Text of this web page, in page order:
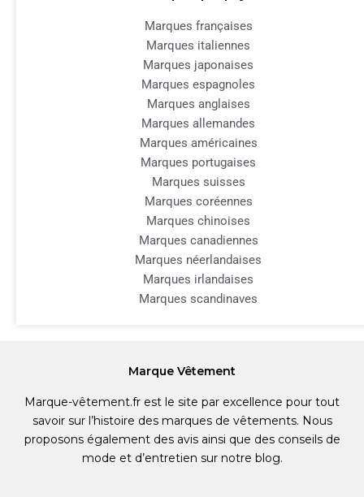
Marques françaises
Marques italiennes
Marques japonaises
Marques espagnoles
Marques anglaises
Marques allemandes
Marques américaines
Marques portugaises
Marques suisses
Marques coréennes
Marques chinoises
Marques canadiennes
Marques néerlandaises
Marques irlandaises
Marques scandinaves
Marque Vêtement
Marque-vêtement.fr est le site par excellence pour tout
savoir sur l’histoire des marques de vêtements. Nous
proposons également des avis ainsi que des conseils de
mode et d’entretien sur notre blog.